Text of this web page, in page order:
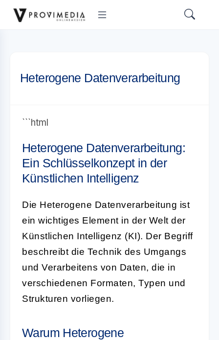
Heterogene Datenverarbeitung
```html
Heterogene Datenverarbeitung:
Ein Schlüsselkonzept in der
Künstlichen Intelligenz
Die Heterogene Datenverarbeitung ist
ein wichtiges Element in der Welt der
Künstlichen Intelligenz (KI). Der Begriff
beschreibt die Technik des Umgangs
und Verarbeitens von Daten, die in
verschiedenen Formaten, Typen und
Strukturen vorliegen.
Warum Heterogene